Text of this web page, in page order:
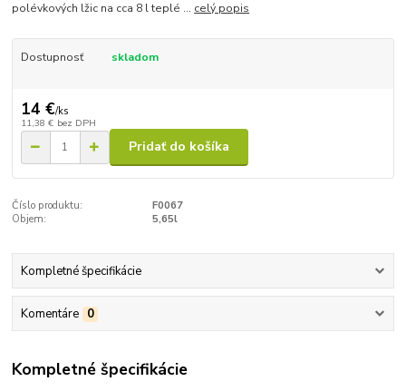
polévkových lžic na cca 8 l teplé ... celý popis
Dostupnosť skladom
14 €/ks
11,38 € bez DPH
Pridať do košíka
Číslo produktu:
F0067
Objem:
5,65l
Kompletné špecifikácie
Komentáre 0
Kompletné špecifikácie